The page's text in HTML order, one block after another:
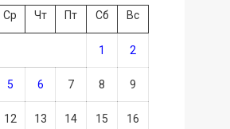
Ср Чт Пт Сб Вс
1 2
5 6 7 8 9
12 13 14 15 16